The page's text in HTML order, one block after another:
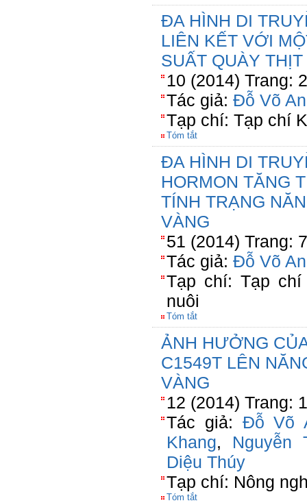
ĐA HÌNH DI
LIÊN KẾT VỚI
SUẤT QUÀY
10 (2014) Trang:
Tác giả: Đỗ Võ
Tạp chí: Tạp chí
Tóm tắt
ĐA HÌNH DI
HORMON TĂNG
TÍNH TRẠNG
VÀNG
51 (2014) Trang:
Tác giả: Đỗ Võ
Tạp chí: Tạp chí
nuôi
Tóm tắt
ẢNH HƯỞNG
C1549T LÊN
VÀNG
12 (2014) Trang:
Tác giả: Đỗ Võ
Khang, Nguyễn
Diệu Thúy
Tạp chí: Nông
Tóm tắt